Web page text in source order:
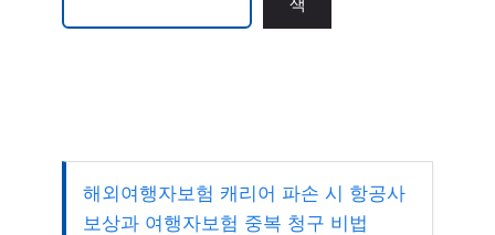
해외여행자보험 캐리어 파손 시 항공사
보상과 여행자보험 중복 청구 비법